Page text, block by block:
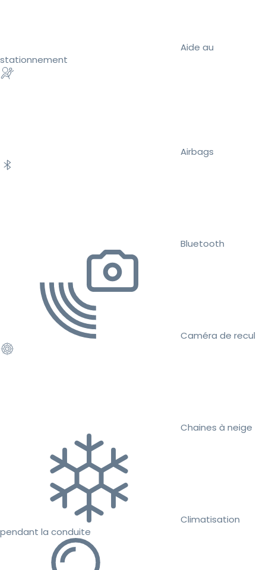
Aide au
stationnement
Airbags
Bluetooth
Caméra de recul
Chaines à neige
Climatisation
pendant la conduite